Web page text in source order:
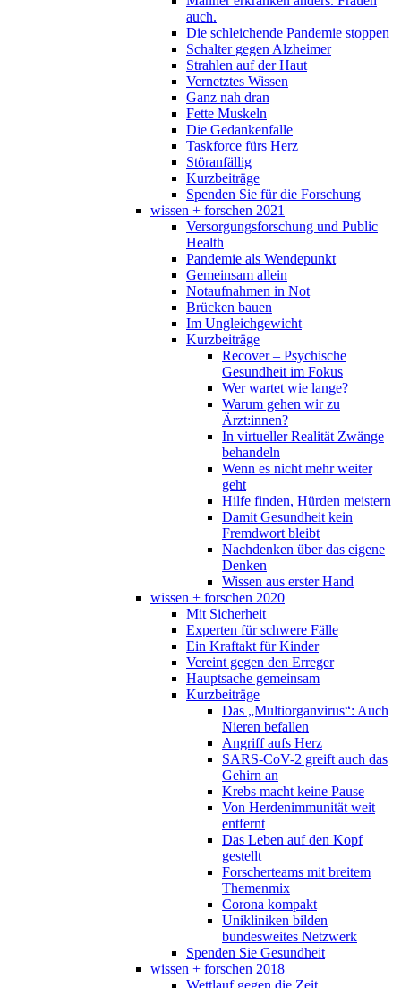
auch.
Die schleichende Pandemie stoppen
Schalter gegen Alzheimer
Strahlen auf der Haut
Vernetztes Wissen
Ganz nah dran
Fette Muskeln
Die Gedankenfalle
Taskforce fürs Herz
Störanfällig
Kurzbeiträge
Spenden Sie für die Forschung
wissen + forschen 2021
Versorgungsforschung und Public
Health
Pandemie als Wendepunkt
Gemeinsam allein
Notaufnahmen in Not
Brücken bauen
Im Ungleichgewicht
Kurzbeiträge
Recover – Psychische
Gesundheit im Fokus
Wer wartet wie lange?
Warum gehen wir zu
Ärzt:innen?
In virtueller Realität Zwänge
behandeln
Wenn es nicht mehr weiter
geht
Hilfe finden, Hürden meistern
Damit Gesundheit kein
Fremdwort bleibt
Nachdenken über das eigene
Denken
Wissen aus erster Hand
wissen + forschen 2020
Mit Sicherheit
Experten für schwere Fälle
Ein Kraftakt für Kinder
Vereint gegen den Erreger
Hauptsache gemeinsam
Kurzbeiträge
Das „Multiorganvirus“: Auch
Nieren befallen
Angriff aufs Herz
SARS-CoV-2 greift auch das
Gehirn an
Krebs macht keine Pause
Von Herdenimmunität weit
entfernt
Das Leben auf den Kopf
gestellt
Forscherteams mit breitem
Themenmix
Corona kompakt
Unikliniken bilden
bundesweites Netzwerk
Spenden Sie Gesundheit
wissen + forschen 2018
Wettlauf gegen die Zeit